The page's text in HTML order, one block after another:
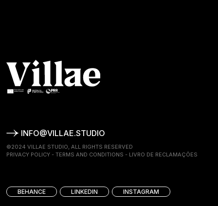
INFO@VILLAE.STUDIO
©2024 VILLAE STUDIO, ALL RIGHTS RESERVED
PRIVACY POLICY -TERMS AND CONDITIONS - LIVRO DE RECLAMAÇÕES
BEHANCE LINKEDIN INSTAGRAM